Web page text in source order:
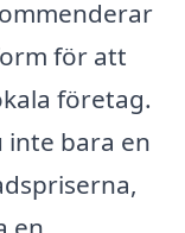
för att
företag.
bara en